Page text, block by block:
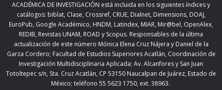
ACADÉMICA DE INVESTIGACIÓN está incluida en los siguientes índices y
catálogos: biblat, Clase, Crossref, CRUE, Dialnet, Dimensions, DOAJ,
EuroPub, Google Académico, HNDM, Latindex, MIAR, Mir@bel, OpenAlex,
REDIB, Revistas UNAM, ROAD y Scopus. Responsables de la última
actualización de este número Mónica Elena Cruz Nájera y Daniel de la
Garza Cordero; Facultad de Estudios Superiores Acatlán, Coordinación de
Investigación Multidisciplinaria Aplicada; Av. Alcanfores y San Juan
Totoltepec s/n, Sta. Cruz Acatlán, CP 53150 Naucalpan de Juárez, Estado de
México; teléfono 55 5623 1750, ext. 38963.